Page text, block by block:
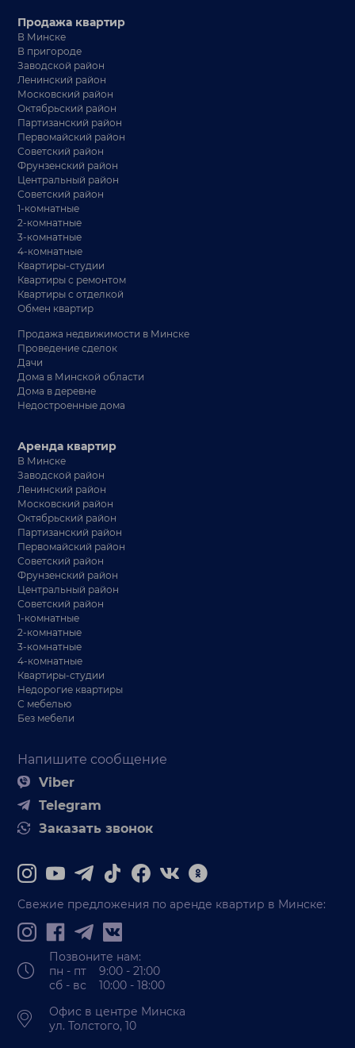
Продажа квартир
В Минске
В пригороде
Заводской район
Ленинский район
Московский район
Октябрьский район
Партизанский район
Первомайский район
Советский район
Фрунзенский район
Центральный район
Советский район
1-комнатные
2-комнатные
3-комнатные
4-комнатные
Квартиры-студии
Квартиры с ремонтом
Квартиры с отделкой
Обмен квартир
Продажа недвижимости в Минске
Проведение сделок
Дачи
Дома в Минской области
Дома в деревне
Недостроенные дома
Напишите сообщение
Viber
Telegram
Заказать звонок
Аренда квартир
В Минске
Заводской район
Ленинский район
Московский район
Октябрьский район
Партизанский район
Первомайский район
Советский район
Фрунзенский район
Центральный район
Советский район
1-комнатные
2-комнатные
3-комнатные
4-комнатные
Квартиры-студии
Недорогие квартиры
С мебелью
Без мебели
Свежие предложения по аренде квартир в Минске:
Позвоните нам:
пн - пт 9:00 - 21:00
сб - вс 10:00 - 18:00
Офис в центре Минска
ул. Толстого, 10